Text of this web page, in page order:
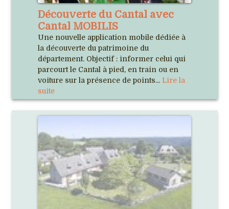
Découverte du Cantal avec
Cantal MOBILIS
Une nouvelle application mobile dédiée à
la découverte du patrimoine du
département. Objectif : informer celui qui
parcourt le Cantal à pied, en train ou en
voiture sur la présence de points... Lire la
suite